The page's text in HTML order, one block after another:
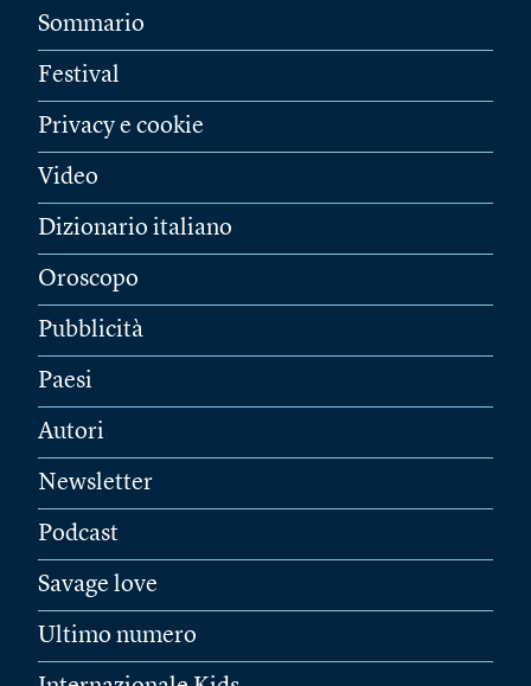
Sommario
Festival
Privacy e cookie
Video
Dizionario italiano
Oroscopo
Pubblicità
Paesi
Autori
Newsletter
Podcast
Savage love
Ultimo numero